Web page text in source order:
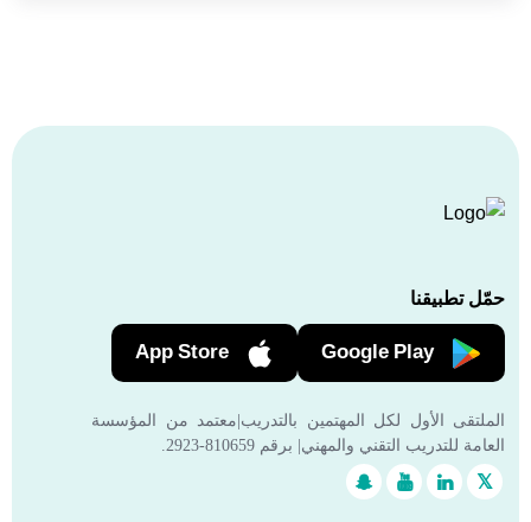
حمّل تطبيقنا
Google Play
App Store
الملتقى الأول لكل المهتمين بالتدريب|معتمد من المؤسسة
العامة للتدريب التقني والمهني| برقم 810659-2923.